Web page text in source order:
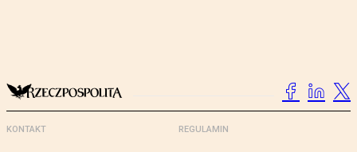
KONTAKT REGULAMIN